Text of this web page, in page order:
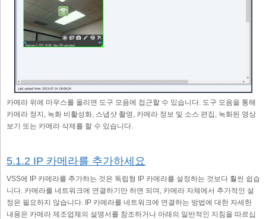
카메라 위에 마우스를 올리면 도구 모음에 접근할 수 있습니다. 도구 모음을 통해
카메라 정지, 녹화 비활성화, 스냅샷 촬영, 카메라 정보 및 소스 편집, 녹화된 영상
보기 또는 카메라 삭제를 할 수 있습니다.
5.1.2 IP 카메라를 추가하세요
VSS에 IP 카메라를 추가하는 것은 독립형 IP 카메라를 설정하는 것보다 훨씬 쉽습
니다. 카메라를 네트워크에 연결하기만 하면 되며, 카메라 자체에서 추가적인 설
정은 필요하지 않습니다. IP 카메라를 네트워크에 연결하는 방법에 대한 자세한
내용은 카메라 제조업체의 설명서를 참조하거나 아래의 일반적인 지침을 따르십